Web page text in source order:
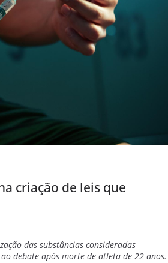
criação de leis que
das substâncias consideradas
debate após morte de atleta de 22 anos.